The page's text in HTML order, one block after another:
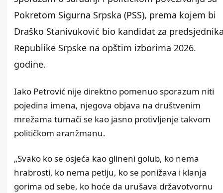
Pokretom Sigurna Srpska (PSS), prema kojem bi
Draško Stanivuković bio kandidat za
Republike Srpske na opštim izborima 2026.
godine.
Iako Petrović nije direktno pomenuo sporazum niti
pojedina imena, njegova objava na društvenim
mrežama tumači se kao jasno protivljenje takvom
političkom aranžmanu.
„Svako ko se osjeća kao glineni golub, ko nema
hrabrosti, ko nema petlju, ko se ponižava i klanja
gorima od sebe, ko hoće da urušava državotvornu